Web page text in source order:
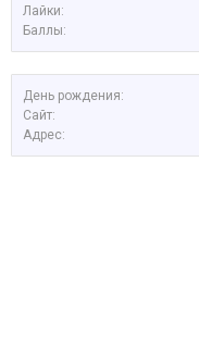
Лайки:
Баллы:
День рождения:
Сайт:
Адрес: